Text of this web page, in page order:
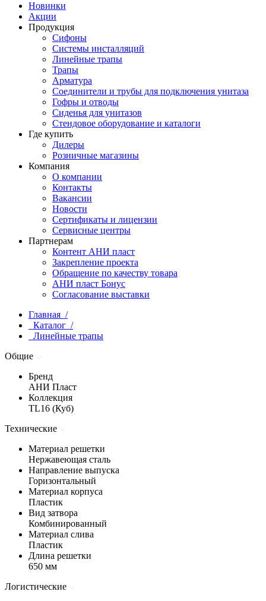
Новинки
Акции
Продукция
Сифоны
Системы инсталляций
Линейные трапы
Трапы
Арматура
Соединители и трубы для подключения унитаза
Гофры и отводы
Сиденья для унитазов
Стендовое оборудование и каталоги
Где купить
Дилеры
Розничные магазины
Компания
О компании
Контакты
Вакансии
Новости
Сертификаты и лицензии
Сервисные центры
Партнерам
Контент АНИ пласт
Закрепление проекта
Обращение по качеству товара
АНИ пласт Бонус
Согласование выставки
Главная /
Каталог /
Линейные трапы
Общие
Бренд
АНИ Пласт
Коллекция
TL16 (Куб)
Технические
Материал решетки
Нержавеющая сталь
Направление выпуска
Горизонтальный
Материал корпуса
Пластик
Вид затвора
Комбинированный
Материал слива
Пластик
Длина решетки
650 мм
Логистические